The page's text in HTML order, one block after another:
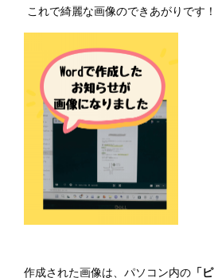
これで綺麗な画像のできあがりです！
作成された画像は、パソコン内の 「